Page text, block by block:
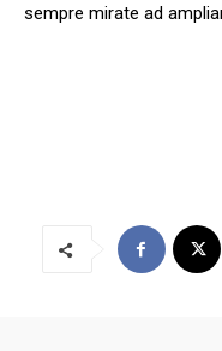
sempre mirate ad